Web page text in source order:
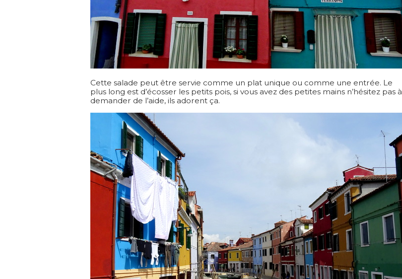
Cette salade peut être servie comme un plat unique ou comme une entrée. Le
plus long est d’écosser les petits pois, si vous avez des petites mains n’hésitez pas à
demander de l’aide, ils adorent ça.